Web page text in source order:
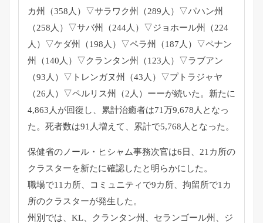
カ州（358人）▽サラワク州（289人）▽パハン州
（258人）▽サバ州（244人）▽ジョホール州（224
人）▽ケダ州（198人）▽ペラ州（187人）▽ペナン
州（140人）▽ クランタン州（123人）▽ラブアン
（93人）▽トレンガヌ州（43人）▽プトラジャヤ
（26人）▽ペルリス州（2人） ーーが続いた。新たに
4,863人が回復し、
累計治癒者は71万9,678人となっ
た。 死者数は91人増えて、累計で5,768人となった。
保健省のノール・ヒシャム事務次官は6日、 21カ所の
クラスターを新たに確認したと明らかにした。
職場で11カ所、コミュニティで9カ所、 拘留所で1カ
所のクラスターが発生した。
州別では、KL、クランタン州、セランゴール州、 ジ